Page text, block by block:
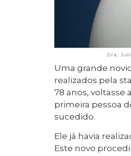
Uma grande
realizados pela
78 anos, voltasse
primeira pessoa
sucedido.
Ele já havia
Este novo